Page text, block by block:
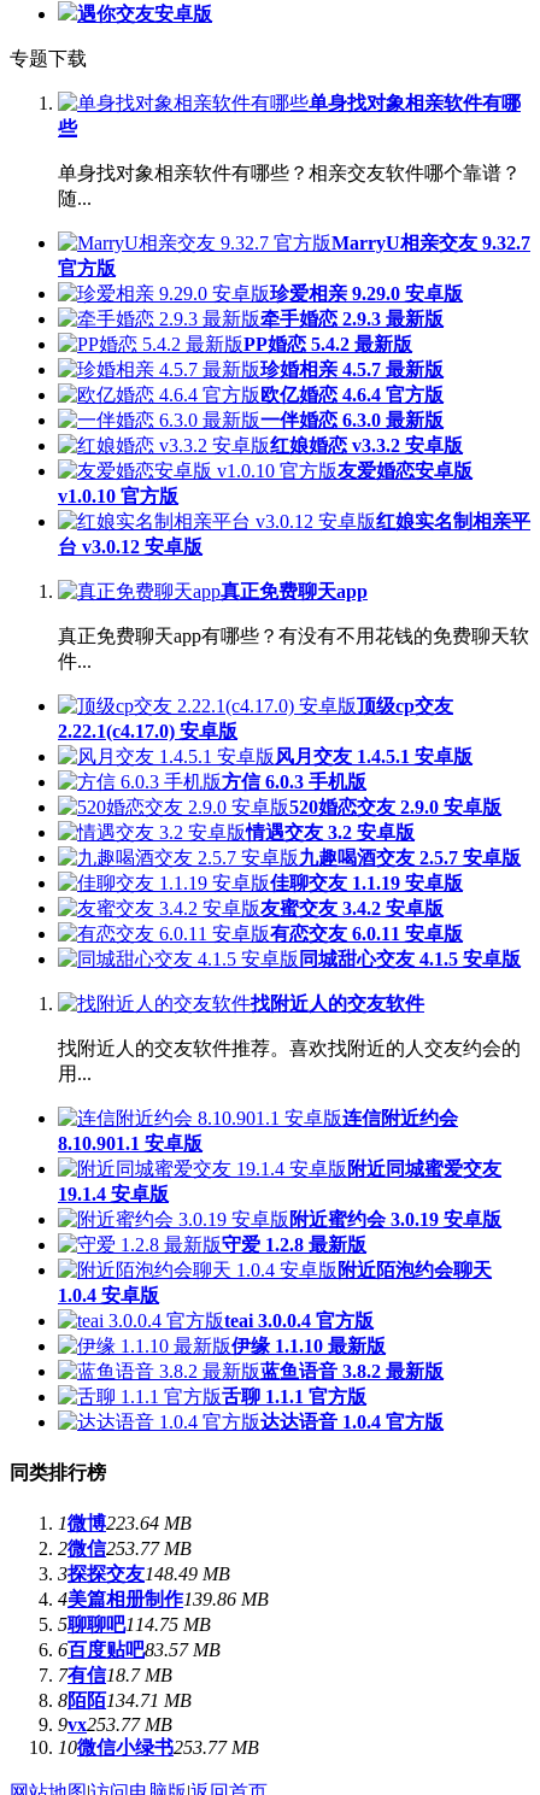
遇你交友安卓版
专题下载
单身找对象相亲软件有哪
些
单身找对象相亲软件有哪些？相亲交友软件哪个靠谱？
随...
MarryU相亲交友 9.32.7
官方版
珍爱相亲 9.29.0 安卓版
牵手婚恋 2.9.3 最新版
PP婚恋 5.4.2 最新版
珍婚相亲 4.5.7 最新版
欧亿婚恋 4.6.4 官方版
一伴婚恋 6.3.0 最新版
红娘婚恋 v3.3.2 安卓版
友爱婚恋安卓版
v1.0.10 官方版
红娘实名制相亲平
台 v3.0.12 安卓版
真正免费聊天app
真正免费聊天app有哪些？有没有不用花钱的免费聊天软
件...
顶级cp交友
2.22.1(c4.17.0) 安卓版
风月交友 1.4.5.1 安卓版
方信 6.0.3 手机版
520婚恋交友 2.9.0 安卓版
情遇交友 3.2 安卓版
九趣喝酒交友 2.5.7 安卓版
佳聊交友 1.1.19 安卓版
友蜜交友 3.4.2 安卓版
有恋交友 6.0.11 安卓版
同城甜心交友 4.1.5 安卓版
找附近人的交友软件
找附近人的交友软件推荐。喜欢找附近的人交友约会的
用...
连信附近约会
8.10.901.1 安卓版
附近同城蜜爱交友
19.1.4 安卓版
附近蜜约会 3.0.19 安卓版
守爱 1.2.8 最新版
附近陌泡约会聊天
1.0.4 安卓版
teai 3.0.0.4 官方版
伊缘 1.1.10 最新版
蓝鱼语音 3.8.2 最新版
舌聊 1.1.1 官方版
达达语音 1.0.4 官方版
同类排行榜
1微博223.64 MB
2微信253.77 MB
3探探交友148.49 MB
4美篇相册制作139.86 MB
5聊聊吧114.75 MB
6百度贴吧83.57 MB
7有信18.7 MB
8陌陌134.71 MB
9vx253.77 MB
10微信小绿书253.77 MB